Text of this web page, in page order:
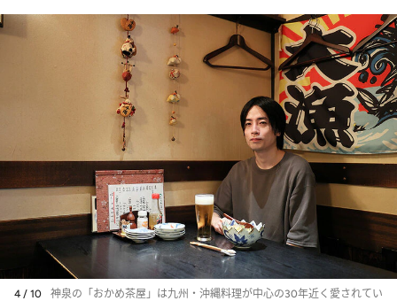
4 / 10
神泉の「おかめ茶屋」は九州・沖縄料理が中心の30年近く愛されてい